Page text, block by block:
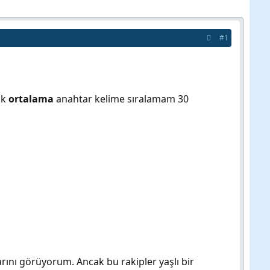
#1
ortalama anahtar kelime sıralamam 30
görüyorum. Ancak bu rakipler yaşlı bir